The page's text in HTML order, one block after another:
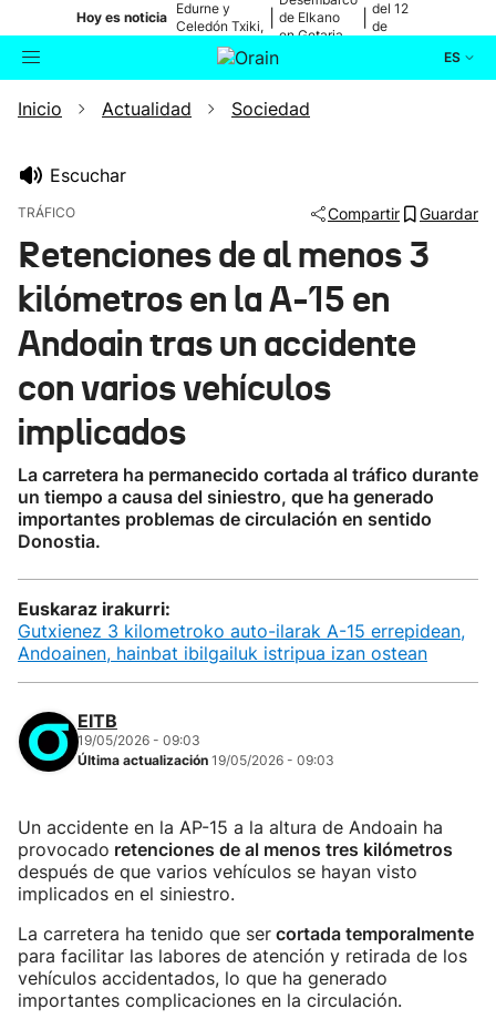
Hoy es noticia
Edurne y
Celedón Txiki,
en directo
de Elkano
en Getaria
del 12
de
ES
Buscador Actualidad
Ikusmiran
Eguraldia
Inicio Actualidad Sociedad
Escuchar
TRÁFICO Compartir Guardar
Retenciones de al menos 3
kilómetros en la A-15 en
Andoain tras un accidente
con varios vehículos
implicados
La carretera ha permanecido cortada al tráfico durante
un tiempo a causa del siniestro, que ha generado
importantes problemas de circulación en sentido
Donostia.
Euskaraz irakurri:
Gutxienez 3 kilometroko auto-ilarak A-15 errepidean,
Andoainen, hainbat ibilgailuk istripua izan ostean
EITB
19/05/2026 - 09:03
Última actualización 19/05/2026 - 09:03
Un accidente en la AP-15 a la altura de Andoain ha
provocado retenciones de al menos tres kilómetros
después de que varios vehículos se hayan visto
implicados en el siniestro.
La carretera ha tenido que ser cortada temporalmente
para facilitar las labores de atención y retirada de los
vehículos accidentados, lo que ha generado
importantes complicaciones en la circulación.